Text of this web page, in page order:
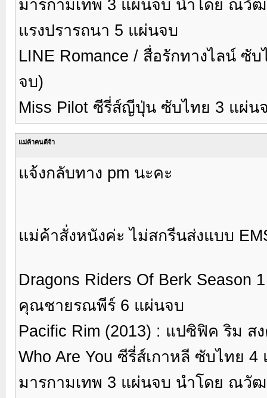
มารกามเทพ 3 แผ่นจบ นำโดย ณวั
แรงปรารถนา 5 แผ่นจบ
LINE Romance / สื่อรักทางไลน์
จบ)
Miss Pilot ซีรี่ส์ญีปุ่น ซับไทย 3 แผ่น
แม่ค้าคนดีจ้า
แจ้งกลับทาง pm นะคะ
แม่ค้าสั่งหนังค่ะ ไม่สกรีนส่งแบบ
Dragons Riders Of Berk Season
คุณชายรณพีร์ 6 แผ่นจบ
Pacific Rim (2013) : แปซิฟิค ริม ส
Who Are You ซีรี่ส์เกาหลี ซับไทย 4
มารกามเทพ 3 แผ่นจบ นำโดย ณวั